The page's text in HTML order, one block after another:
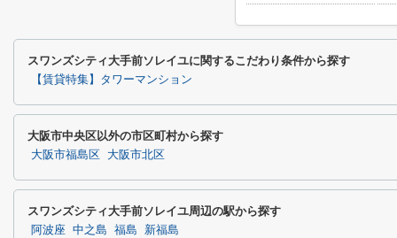
スワンズシティ大手前ソレイユに関するこだわり条件から探す
【賃貸特集】タワーマンション
大阪市中央区以外の市区町村から探す
大阪市福島区 大阪市北区
スワンズシティ大手前ソレイユ周辺の駅から探す
阿波座 中之島 福島 新福島